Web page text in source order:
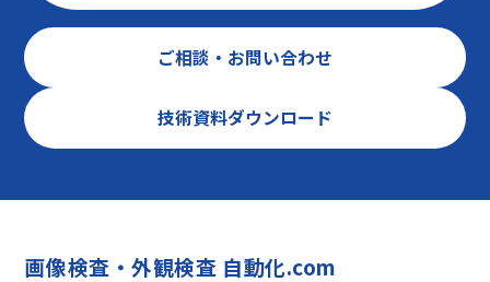
ご相談・お問い合わせ
技術資料ダウンロード
画像検査・外観検査 自動化.com